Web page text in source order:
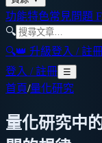
功能特色常見問題
🔍
🔍👑 升級登入 / 註
登入 / 註冊 ☰
首頁/量化研究
量化研究中